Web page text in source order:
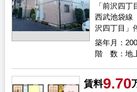
築年月
「前沢四丁
西武池袋線
沢四丁目」
階 数 地
賃料9.70